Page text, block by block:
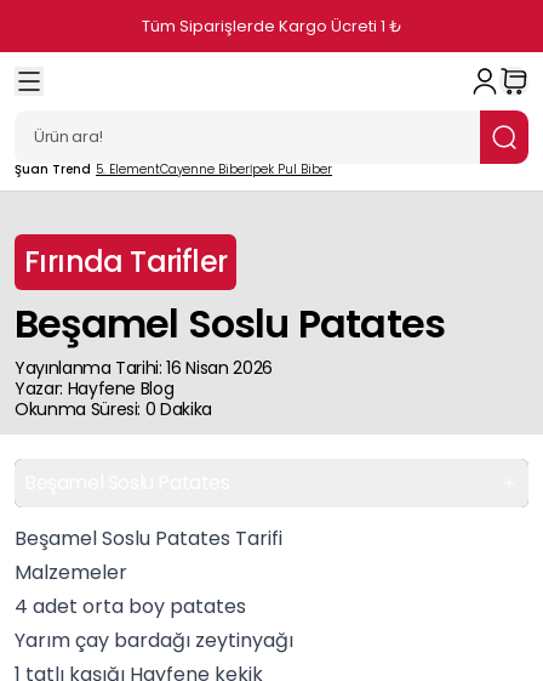
Tüm Siparişlerde Kargo Ücreti 1 ₺
Şuan Trend 5. ElementCayenne Biberİpek Pul Biber
Fırında Tarifler
Beşamel Soslu Patates
Yayınlanma Tarihi: 16 Nisan 2026
Yazar: Hayfene Blog
Okunma Süresi: 0 Dakika
Beşamel Soslu Patates Tarifi
Malzemeler
4 adet orta boy patates
Yarım çay bardağı zeytinyağı
1 tatlı kaşığı Hayfene kekik